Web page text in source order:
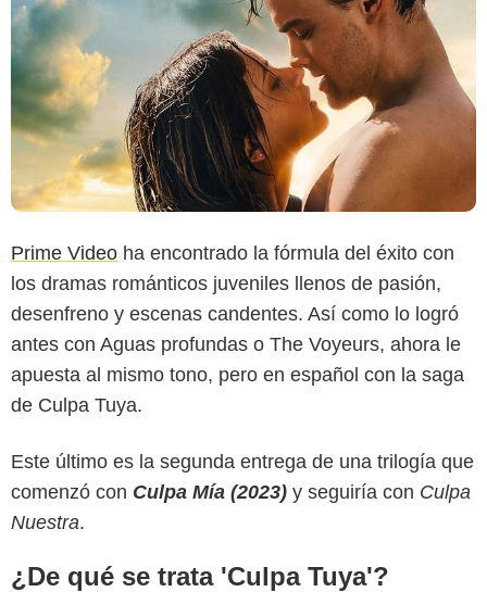
Prime Video ha encontrado la fórmula del éxito con
los dramas románticos juveniles llenos de pasión,
desenfreno y escenas candentes. Así como lo logró
antes con Aguas profundas o The Voyeurs, ahora le
apuesta al mismo tono, pero en español con la saga
de Culpa Tuya.
Este último es la segunda entrega de una trilogía que
comenzó con Culpa Mía (2023) y seguiría con Culpa
Nuestra.
¿De qué se trata 'Culpa Tuya'?